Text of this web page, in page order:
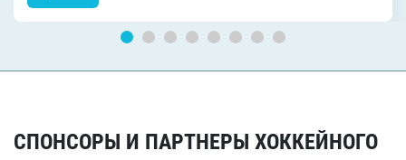
СПОНСОРЫ И ПАРТНЕРЫ ХОККЕЙНОГО